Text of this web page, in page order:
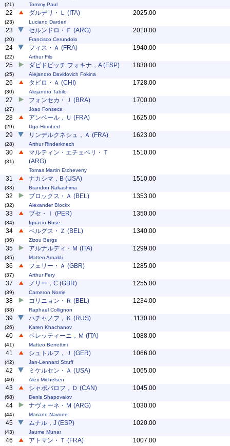
(21) Tommy Paul
22
(23)
ダルデリ・Ｌ (ITA)
Luciano Darderi
2025.00
23
(20)
セルンドロ・Ｆ (ARG)
Francisco Cerundolo
2010.00
24
(22)
フィス・Ａ (FRA)
Arthur Fils
1940.00
25
(25)
ダビドビッチ フォキナ，A (ESP)
Alejandro Davidovich Fokina
1830.00
26
(30)
タビロ・Ａ (CHI)
Alejandro Tabilo
1728.00
27
(27)
フォンセカ・Ｊ (BRA)
Joao Fonseca
1700.00
28
(29)
アンベール，Ｕ (FRA)
Ugo Humbert
1625.00
29
(28)
リンデルクネシュ，Ａ (FRA)
Arthur Rinderknech
1623.00
30
(31)
マルティン・エチェベリ・Ｔ
(ARG)
Tomas Martin Etcheverry
1510.00
31
(33)
ナカシマ，B (USA)
Brandon Nakashima
1510.00
32
(32)
ブロックス・Ａ (BEL)
Alexander Blockx
1353.00
33
(34)
ブセ・Ｉ (PER)
Ignacio Buse
1350.00
34
(36)
ベルグス・Ｚ (BEL)
Zizou Bergs
1340.00
35
(35)
アルナルディ・Ｍ (ITA)
Matteo Arnaldi
1299.00
36
(37)
フェリー・Ａ (GBR)
Arthur Fery
1285.00
37
(39)
ノリー，C (GBR)
Cameron Norrie
1255.00
38
(38)
コリニョン・Ｒ (BEL)
Raphael Collignon
1234.00
39
(26)
ハチャノフ，Ｋ (RUS)
Karen Khachanov
1130.00
40
(41)
ベレッティーニ，Ｍ (ITA)
Matteo Berrettini
1088.00
41
(42)
シュトルフ，Ｊ (GER)
Jan-Lennard Struff
1066.00
42
(40)
ミケルセン・Ａ (USA)
Alex Michelsen
1065.00
43
(68)
シャポバロフ，Ｄ (CAN)
Denis Shapovalov
1045.00
44
(44)
ナヴォーネ・Ｍ (ARG)
Mariano Navone
1030.00
45
(43)
ムナル，J (ESP)
Jaume Munar
1020.00
46 アトマン・Ｔ (FRA) 1007.00